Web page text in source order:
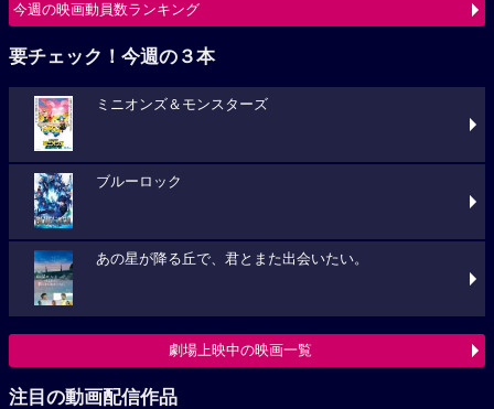
今週の映画動員数ランキング
要チェック！今週の３本
ミニオンズ＆モンスターズ
ブルーロック
あの星が降る丘で、君とまた出会いたい。
劇場上映中の映画一覧
注目の動画配信作品